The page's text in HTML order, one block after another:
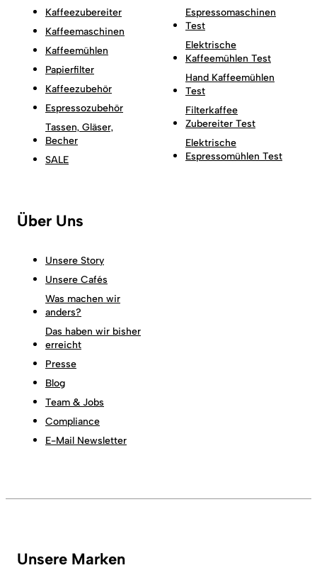
Kaffeezubereiter
Kaffeemaschinen
Kaffeemühlen
Papierfilter
Kaffeezubehör
Espressozubehör
Tassen, Gläser,
Becher
SALE
Espressomaschinen
Test
Elektrische
Kaffeemühlen Test
Hand Kaffeemühlen
Test
Filterkaffee
Zubereiter Test
Elektrische
Espressomühlen Test
Über Uns
Unsere Story
Unsere Cafés
Was machen wir
anders?
Das haben wir bisher
erreicht
Presse
Blog
Team & Jobs
Compliance
E-Mail Newsletter
Unsere Marken